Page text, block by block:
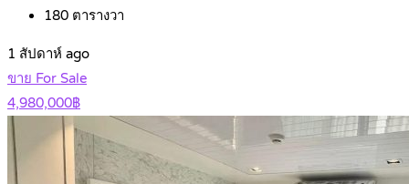
180 ตารางวา
1 สัปดาห์ ago
ขาย For Sale
4,980,000฿